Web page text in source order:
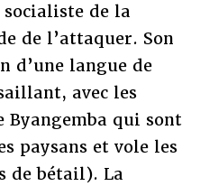
de la
de l’attaquer. Son
d’une langue de
avec les
Byangemba qui sont
paysans et vole les
de bétail). La